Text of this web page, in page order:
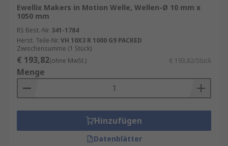
sie für genaue und wiederholbare
Bewegungen.
Automobilindustrie
Automobilproduktion und bei der
Herstellung von Fahrzeugkomponenten
ermöglichen sie präzise Bewegungen und
Medizintechnik: Bei medizinischen
Geräten und Instrumenten bieten sie die
nötige Präzision und Zuverlässigkeit.
: In der Robotik spielen sie eine
Ewellix Makers in Motion Welle, Wellen-Ø 10 mm x
1050 mm
RS Best.-Nr. 341-1784
Herst. Teile-Nr. VH 10X3 R 1000 G9 PACKED
Zwischensumme (1 Stück)
€ 193,82(ohne MwSt.) € 193,82/Stück
Menge
Hinzufügen
Datenblätter